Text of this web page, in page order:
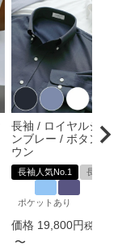
長袖 / ロイヤルシャ
ンブレー / ボタンダ
ウン
長袖人気No.1 長袖
ポケットあり
価格 19,800 税込
〜